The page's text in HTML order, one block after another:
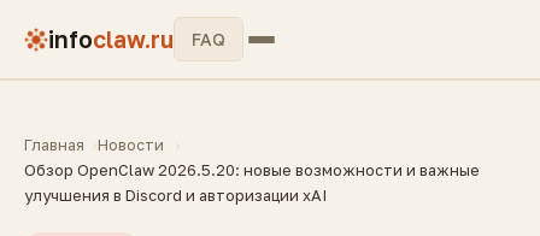
infoclaw.ru FAQ
Главная
Новости
Обзор OpenClaw 2026.5.20: новые возможности и важные
улучшения в Discord и авторизации xAI